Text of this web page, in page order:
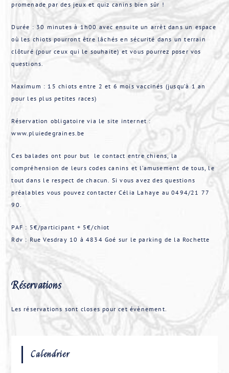
promenade par des jeux et quiz canins bien sûr !
Durée : 30 minutes à 1h00 avec ensuite un arrêt dans un espace
où les chiots pourront être lâchés en sécurité dans un terrain
clôturé (pour ceux qui le souhaite) et vous pourrez poser vos
questions.
Maximum : 15 chiots entre 2 et 6 mois vaccinés (jusqu’à 1 an
pour les plus petites races)
Réservation obligatoire via le site internet :
www.pluiedegraines.be
Ces balades ont pour but le contact entre chiens, la
compréhension de leurs codes canins et l’amusement de tous, le
tout dans le respect de chacun. Si vous avez des questions
préalables vous pouvez contacter Célia Lahaye au 0494/21 77
90.
PAF : 5€/participant + 5€/chiot
Rdv : Rue Vesdray 10 à 4834 Goé sur le parking de la Rochette
Réservations
Les réservations sont closes pour cet évènement.
Calendrier